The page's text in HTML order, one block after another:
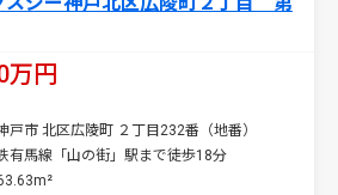
万円
戸市 北区広陵町 ２丁目232番（地番）
有馬線「山の街」駅まで徒歩18分